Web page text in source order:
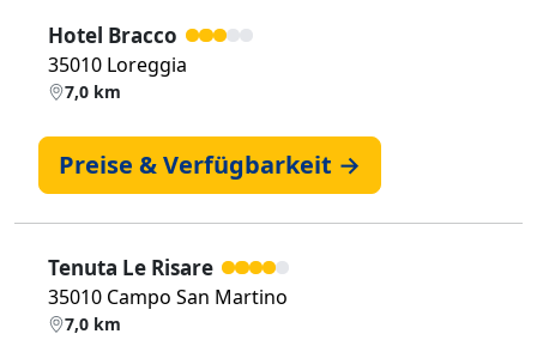
Hotel Bracco
35010 Loreggia
7,0 km
Preise & Verfügbarkeit →
Tenuta Le Risare
35010 Campo San Martino
7,0 km